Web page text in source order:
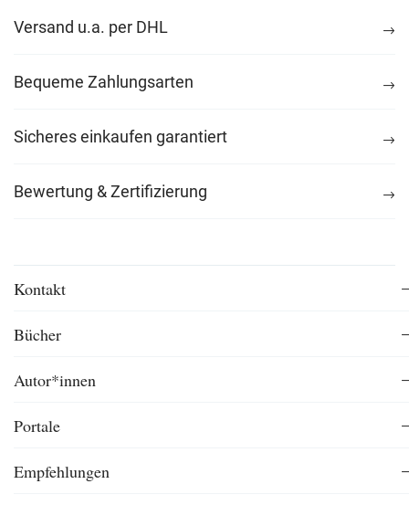
Versand u.a. per DHL
Bequeme Zahlungsarten
Sicheres einkaufen garantiert
Bewertung & Zertifizierung
Kontakt
Bücher
Autor*innen
Portale
Empfehlungen